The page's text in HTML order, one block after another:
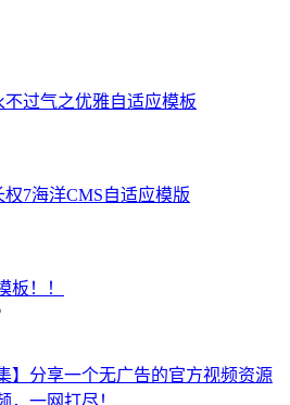
过气之优雅自适应模板
7海洋CMS自适应模版
板！！
】分享一个无广告的官方视频资源
，一网打尽！